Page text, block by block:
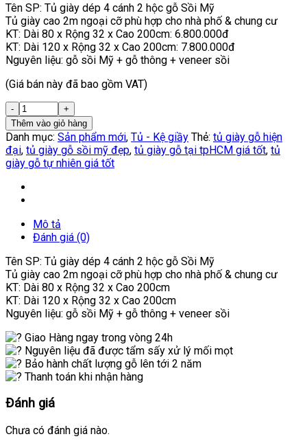
Tên SP: Tủ giày dép 4 cánh 2 hộc gỗ Sồi Mỹ
Tủ giày cao 2m ngoại cỡ phù hợp cho nhà phố & chung cư
KT: Dài 80 x Rộng 32 x Cao 200cm: 6.800.000đ
KT: Dài 120 x Rộng 32 x Cao 200cm: 7.800.000đ
Nguyên liệu: gỗ sồi Mỹ + gỗ thông + veneer sồi
(Giá bán này đã bao gồm VAT)
Thêm vào giỏ hàng
Danh mục: Sản phẩm mới, Tủ - Kệ giầy Thẻ: tủ giày gỗ hiện
đại, tủ giày gỗ sồi mỹ đẹp, tủ giày gỗ tại tpHCM giá tốt, tủ
giày gỗ tự nhiên giá tốt
Mô tả
Đánh giá (0)
Tên SP: Tủ giày dép 4 cánh 2 hộc gỗ Sồi Mỹ
Tủ giày cao 2m ngoại cỡ phù hợp cho nhà phố & chung cư
KT: Dài 80 x Rộng 32 x Cao 200cm
KT: Dài 120 x Rộng 32 x Cao 200cm
Nguyên liệu: gỗ sồi Mỹ + gỗ thông + veneer sồi
Giao Hàng ngay trong vòng 24h
Nguyên liệu đã được tẩm sấy xử lý mối mọt
Bảo hành chất lượng gỗ lên tới 2 năm
Thanh toán khi nhận hàng
Đánh giá
Chưa có đánh giá nào.